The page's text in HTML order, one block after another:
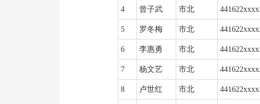
4 曾子武 市北
5 罗冬梅 市北
6 李惠勇 市北
7 杨文艺 市北
8 卢世红 市北